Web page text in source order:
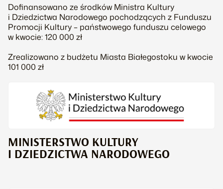
Dofinansowano ze środków Ministra Kultury
i Dziedzictwa Narodowego pochodzących z Funduszu
Promocji Kultury – państwowego funduszu celowego
w kwocie: 120 000 zł
Zrealizowano z budżetu Miasta Białegostoku w kwocie
101 000 zł
MINISTERSTWO KULTURY
I DZIEDZICTWA NARODOWEGO